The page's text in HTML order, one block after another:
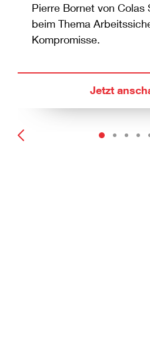
Pierre Bornet von Colas
beim Thema
Kompromisse.
Jetzt